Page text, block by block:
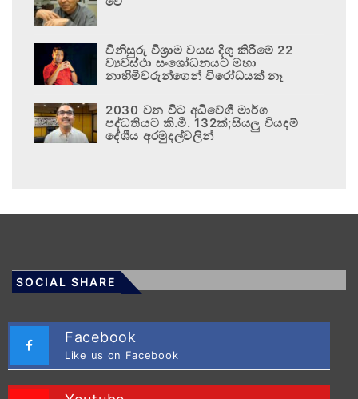
විනිසුරු විශ්‍රාම වයස දිගු කිරීමේ 22
ව්‍යවස්ථා සංශෝධනයට මහා
නාහිමිවරුන්ගෙන් විරෝධයක් නෑ
2030 වන විට අධිවේගී මාර්ග
පද්ධතියට කි.මී. 132ක්;සියලු වියදම්
දේශීය අරමුදල්වලින්
SOCIAL SHARE
Facebook
Like us on Facebook